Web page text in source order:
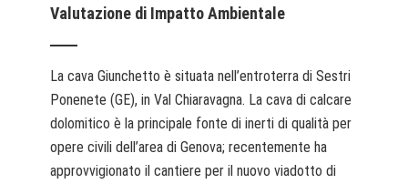
Valutazione di Impatto Ambientale
La cava Giunchetto è situata nell’entroterra di Sestri
Ponenete (GE), in Val Chiaravagna. La cava di calcare
dolomitico è la principale fonte di inerti di qualità per
opere civili dell’area di Genova; recentemente ha
approvvigionato il cantiere per il nuovo viadotto di